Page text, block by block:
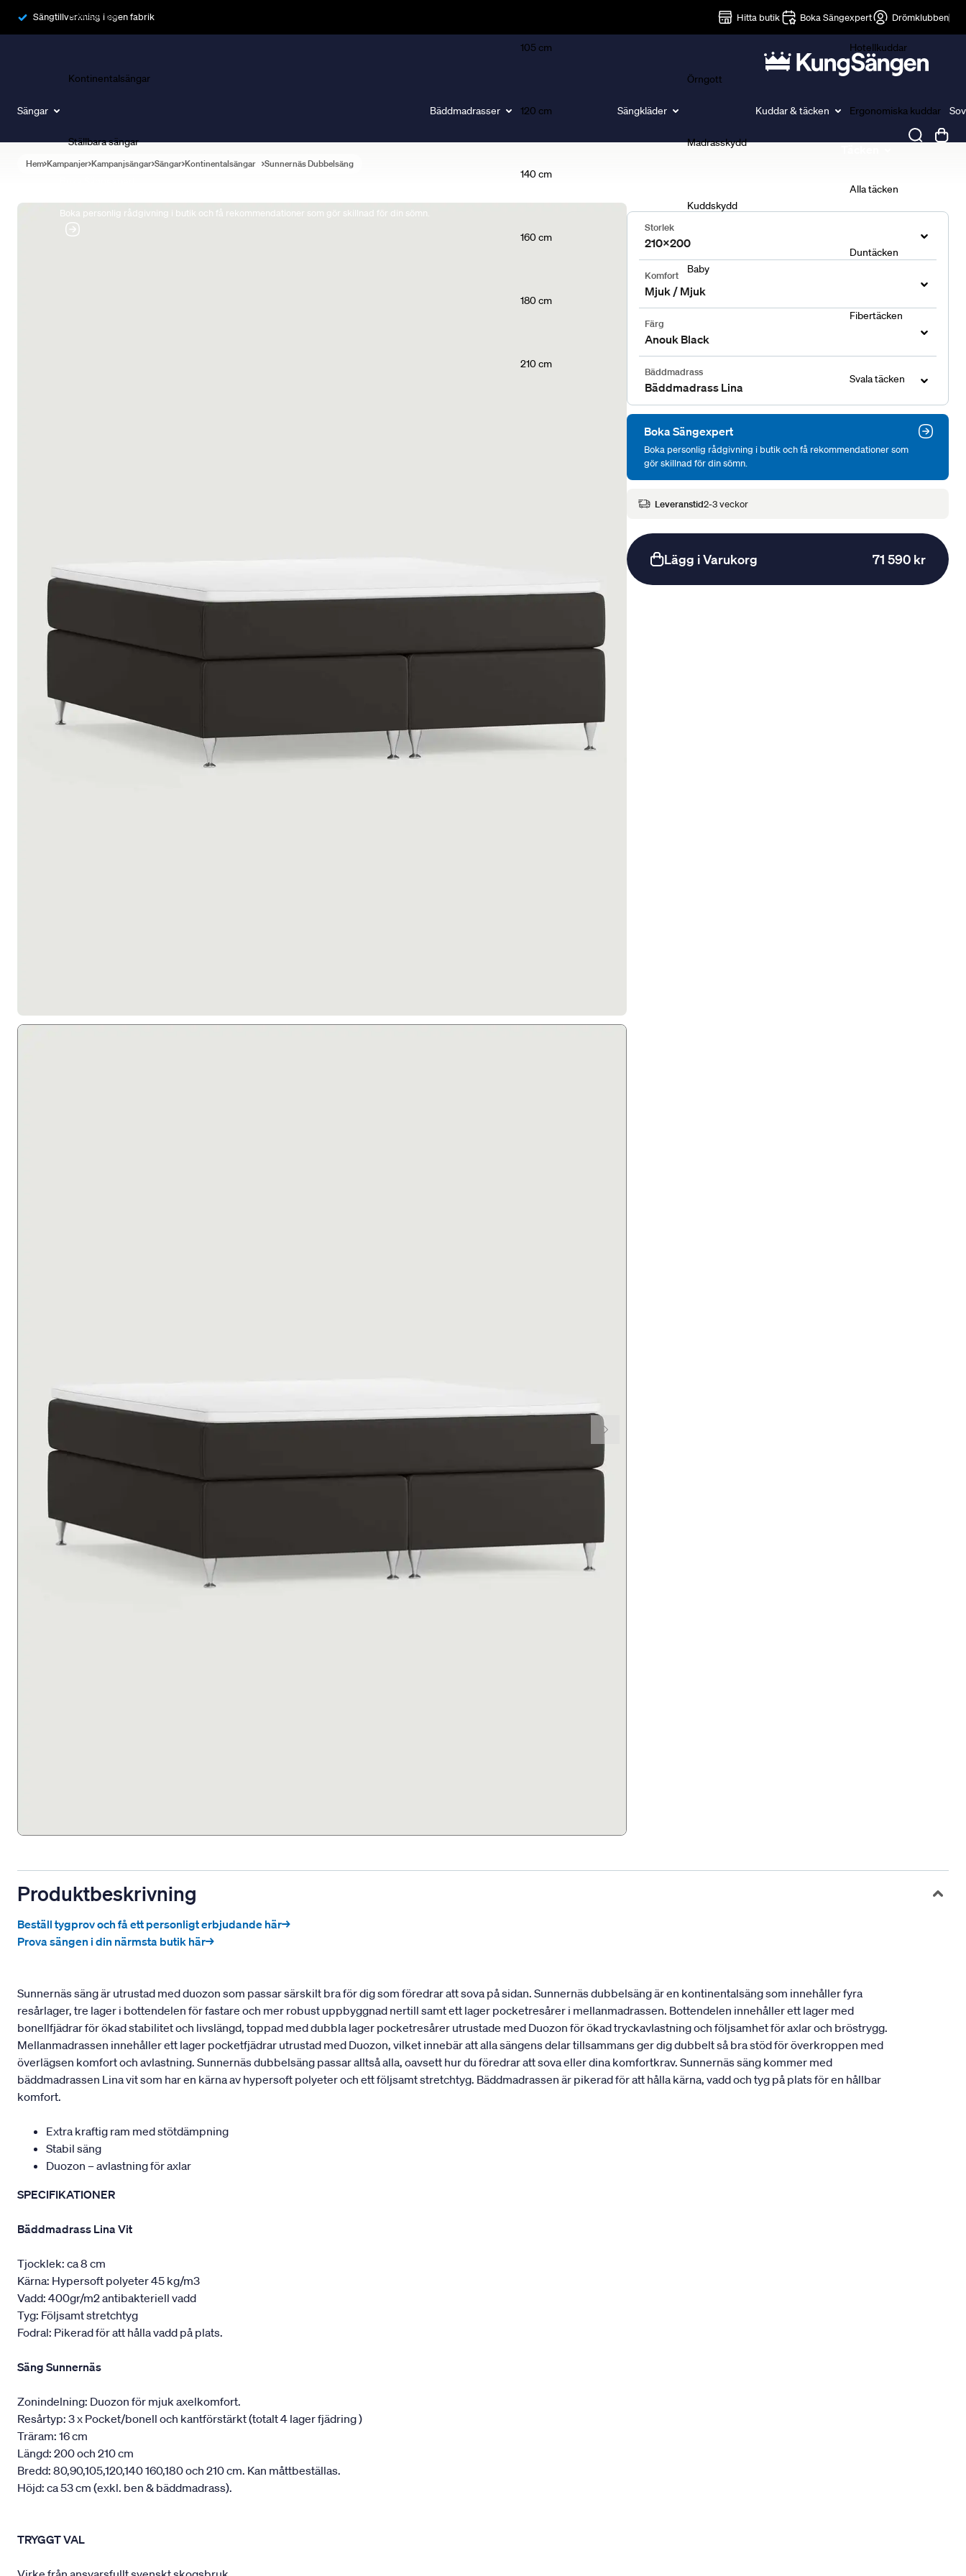
Sängtillverkning i egen fabrik Hitta butik Boka Sängexpert Drömklubben
Sängar
Ramsängar
Kontinentalsängar
Ställbara sängar
Boka personlig rådgivning i butik och få rekommendationer som gör skillnad för din sömn.
Bäddmadrasser
105 cm
120 cm
140 cm
160 cm
180 cm
210 cm
Sängkläder
Örngott
Madrasskydd
Kuddskydd
Baby
Kuddar & täcken
Hotellkuddar
Ergonomiska kuddar
Alla täcken
Duntäcken
Fibertäcken
Svala täcken
Hem Kampanjer Kampanjsängar Sängar Kontinentalsängar Sunnernäs Dubbelsäng
Storlek
210x200
Komfort
Mjuk / Mjuk
Färg
Anouk Black
Bäddmadrass
Bäddmadrass Lina
Boka Sängexpert
Boka personlig rådgivning i butik och få rekommendationer som
gör skillnad för din sömn.
Leveranstid2-3 veckor
Lägg i Varukorg 71 590 kr
Produktbeskrivning
Beställ tygprov och få ett personligt erbjudande här→
Prova sängen i din närmsta butik här→
Sunnernäs säng är utrustad med duozon som passar särskilt bra för dig som föredrar att sova på sidan. Sunnernäs dubbelsäng är en kontinentalsäng som innehåller fyra
resårlager, tre lager i bottendelen för fastare och mer robust uppbyggnad nertill samt ett lager pocketresårer i mellanmadrassen. Bottendelen innehåller ett lager med
bonellfjädrar för ökad stabilitet och livslängd, toppad med dubbla lager pocketresårer utrustade med Duozon för ökad tryckavlastning och följsamhet för axlar och bröstrygg.
Mellanmadrassen innehåller ett lager pocketfjädrar utrustad med Duozon, vilket innebär att alla sängens delar tillsammans ger dig dubbelt så bra stöd för överkroppen med
överlägsen komfort och avlastning. Sunnernäs dubbelsäng passar alltså alla, oavsett hur du föredrar att sova eller dina komfortkrav. Sunnernäs säng kommer med
bäddmadrassen Lina vit som har en kärna av hypersoft polyeter och ett följsamt stretchtyg. Bäddmadrassen är pikerad för att hålla kärna, vadd och tyg på plats för en hållbar
komfort.
Extra kraftig ram med stötdämpning
Stabil säng
Duozon – avlastning för axlar
SPECIFIKATIONER
Bäddmadrass Lina Vit
Tjocklek: ca 8 cm
Kärna: Hypersoft polyeter 45 kg/m3
Vadd: 400gr/m2 antibakteriell vadd
Tyg: Följsamt stretchtyg
Fodral: Pikerad för att hålla vadd på plats.
Säng Sunnernäs
Zonindelning: Duozon för mjuk axelkomfort.
Resårtyp: 3 x Pocket/bonell och kantförstärkt (totalt 4 lager fjädring )
Träram: 16 cm
Längd: 200 och 210 cm
Bredd: 80,90,105,120,140 160,180 och 210 cm. Kan måttbeställas.
Höjd: ca 53 cm (exkl. ben & bäddmadrass).
TRYGGT VAL